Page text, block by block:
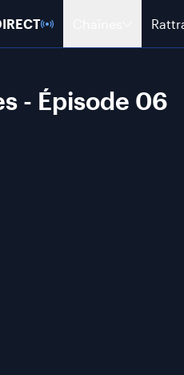
- Épisode 06